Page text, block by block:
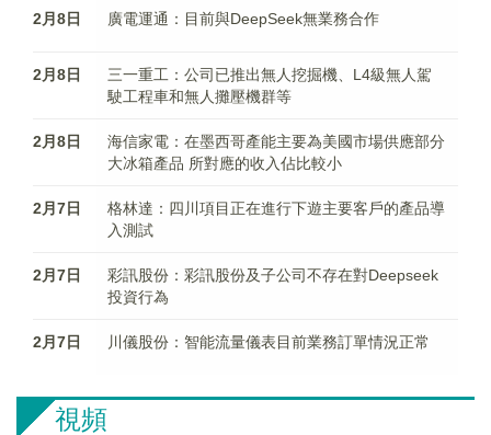
2月8日 廣電運通：目前與DeepSeek無業務合作
2月8日
三一重工：公司已推出無人挖掘機、L4級無人駕
駛工程車和無人攤壓機群等
2月8日
海信家電：在墨西哥產能主要為美國市場供應部分
大冰箱產品 所對應的收入佔比較小
2月7日
格林達：四川項目正在進行下遊主要客戶的產品導
入測試
2月7日
彩訊股份：彩訊股份及子公司不存在對Deepseek
投資行為
2月7日 川儀股份：智能流量儀表目前業務訂單情況正常
視頻